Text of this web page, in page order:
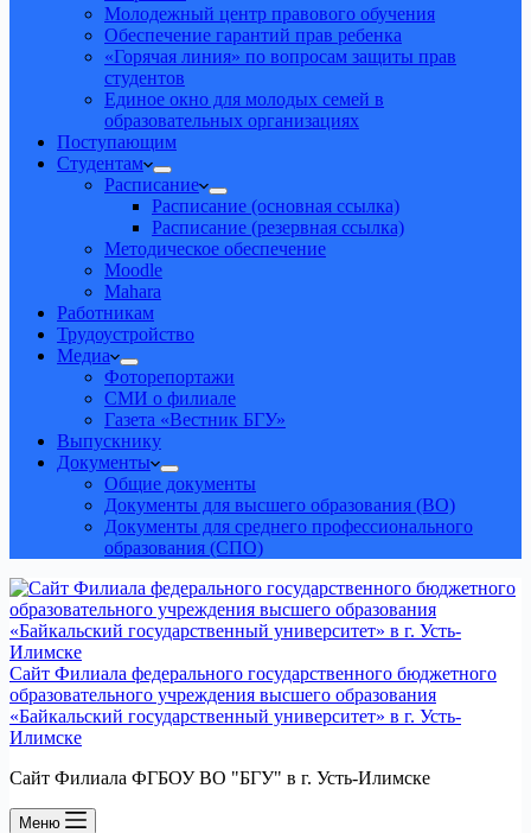
Молодежный центр правового обучения
Обеспечение гарантий прав ребенка
«Горячая линия» по вопросам защиты прав
студентов
Единое окно для молодых семей в
образовательных организациях
Поступающим
Студентам
Расписание
Расписание (основная ссылка)
Расписание (резервная ссылка)
Методическое обеспечение
Moodle
Mahara
Работникам
Трудоустройство
Медиа
Фоторепортажи
СМИ о филиале
Газета «Вестник БГУ»
Выпускнику
Документы
Общие документы
Документы для высшего образования (ВО)
Документы для среднего профессионального
образования (СПО)
Сайт Филиала федерального государственного бюджетного
образовательного учреждения высшего образования
«Байкальский государственный университет» в г. Усть-
Илимске
Сайт Филиала ФГБОУ ВО "БГУ" в г. Усть-Илимске
Меню